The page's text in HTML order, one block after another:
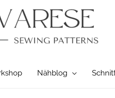
Nähblog